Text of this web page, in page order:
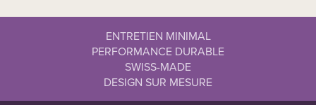
ENTRETIEN MINIMAL
PERFORMANCE DURABLE
SWISS-MADE
DESIGN SUR MESURE